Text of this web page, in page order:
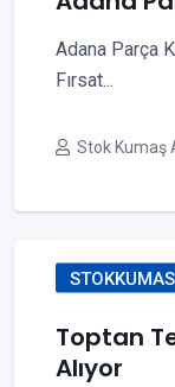
Adana Parça
Fırsat...
Stok Kumaş
STOKKUMAS
Toptan
Alıyor